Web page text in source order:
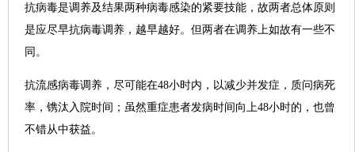
抗病毒是调养及结果两种病毒感染的紧要技能，故两者总体原则
是应尽早抗病毒调养，越早越好。但两者在调养上如故有一些不
同。
抗流感病毒调养，尽可能在48小时内，以减少并发症，质问病死
率，镌汰入院时间；虽然重症患者发病时间向上48小时的，也曾
不错从中获益。